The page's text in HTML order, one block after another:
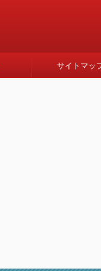
サイトマッ